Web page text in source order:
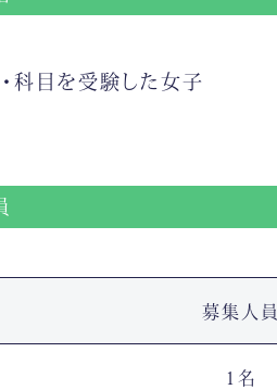
科目を受験した女子
募集人員
1名